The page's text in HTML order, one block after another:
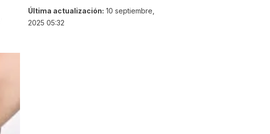
Última actualización: 10 septiembre,
2025 05:32